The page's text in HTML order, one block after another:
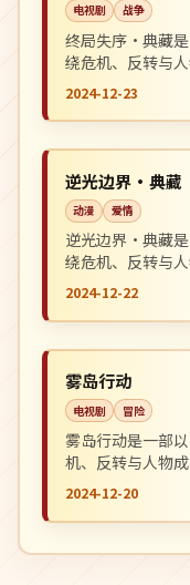
电视剧 战争
终局失序·典藏
绕危机、反转与
推荐观看。
2024-12-23
韩国
逆光边界·典藏
动漫 爱情
逆光边界·典藏
绕危机、反转与
推荐观看。
2024-12-22
韩国
雾岛行动
电视剧 冒险
雾岛行动是一部
机、反转与人物
观看。
2024-12-20